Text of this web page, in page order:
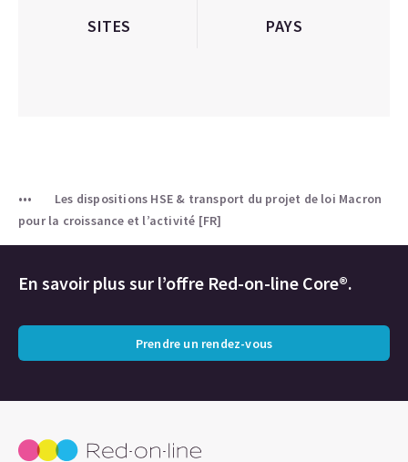
SITES PAYS
Les dispositions HSE & transport du projet de loi Macron
pour la croissance et l’activité [FR]
En savoir plus sur l’offre Red-on-line Core®.
Prendre un rendez-vous